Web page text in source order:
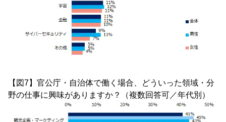
【図7】官公庁・自治体で働く場合、どういった領域・分
野の仕事に興味がありますか？（複数回答可／年代別）